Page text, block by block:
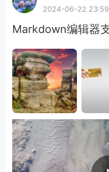
2024-06-22
Markdown编辑器